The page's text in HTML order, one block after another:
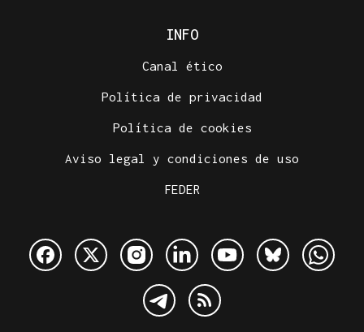
INFO
Canal ético
Política de privacidad
Política de cookies
Aviso legal y condiciones de uso
FEDER